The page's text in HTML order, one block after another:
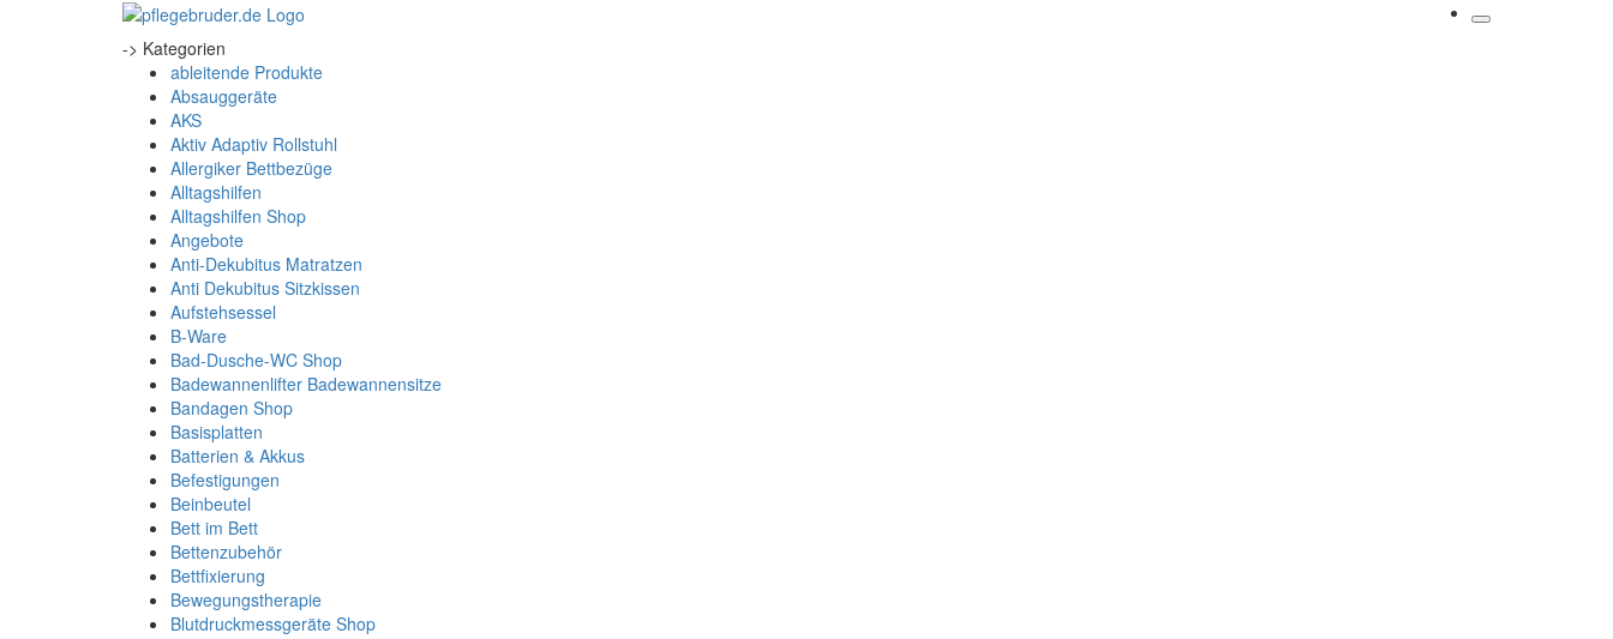
-> Kategorien
ableitende Produkte
Absauggeräte
AKS
Aktiv Adaptiv Rollstuhl
Allergiker Bettbezüge
Alltagshilfen
Alltagshilfen Shop
Angebote
Anti-Dekubitus Matratzen
Anti Dekubitus Sitzkissen
Aufstehsessel
B-Ware
Bad-Dusche-WC Shop
Badewannenlifter Badewannensitze
Bandagen Shop
Basisplatten
Batterien & Akkus
Befestigungen
Beinbeutel
Bett im Bett
Bettenzubehör
Bettfixierung
Bewegungstherapie
Blutdruckmessgeräte Shop